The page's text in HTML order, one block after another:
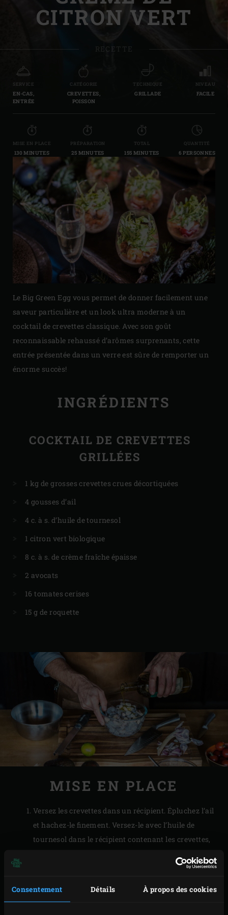
Consentement Détails À propos des cookies
CITRON VERT
RECETTE
SERVICE
EN-CAS,
ENTRÉE
CATÉGORIE
CREVETTES,
POISSON
TECHNIQUE
GRILLADE
NIVEAU
FACILE
MISE EN PLACE
130 MINUTES
PRÉPARATION
25 MINUTES
TOTAL
155 MINUTES
QUANTITÉ
6 PERSONNES
Le Big Green Egg vous permet de donner facilement une
saveur particulière et un look ultra moderne à un
cocktail de crevettes classique. Avec son goût
reconnaissable rehaussé d’arômes surprenants, cette
entrée présentée dans un verre est sûre de remporter un
énorme succès!
INGRÉDIENTS
COCKTAIL DE CREVETTES
GRILLÉES
1 kg de grosses crevettes crues décortiquées
4 gousses d’ail
4 c. à s. d’huile de tournesol
1 citron vert biologique
8 c. à s. de crème fraîche épaisse
2 avocats
16 tomates cerises
15 g de roquette
MISE EN PLACE
Versez les crevettes dans un récipient. Épluchez l’ail
et hachez-le finement. Versez-le avec l’huile de
tournesol dans le récipient contenant les crevettes,
Pressez le jus du citron et mélangez avec le zeste et